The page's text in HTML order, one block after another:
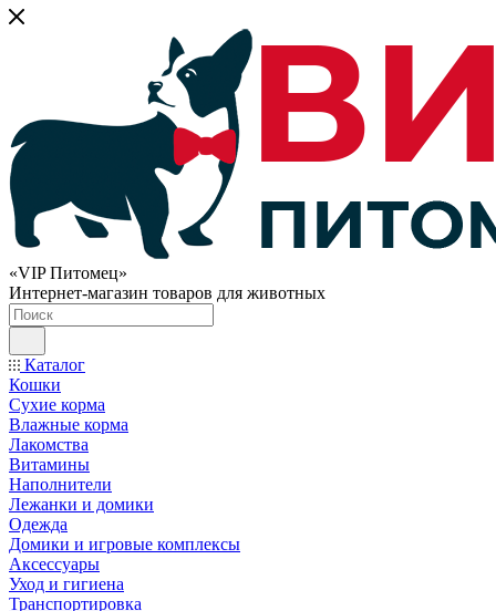
«VIP Питомец»
Интернет-магазин товаров для животных
Каталог
Кошки
Сухие корма
Влажные корма
Лакомства
Витамины
Наполнители
Лежанки и домики
Одежда
Домики и игровые комплексы
Аксессуары
Уход и гигиена
Транспортировка